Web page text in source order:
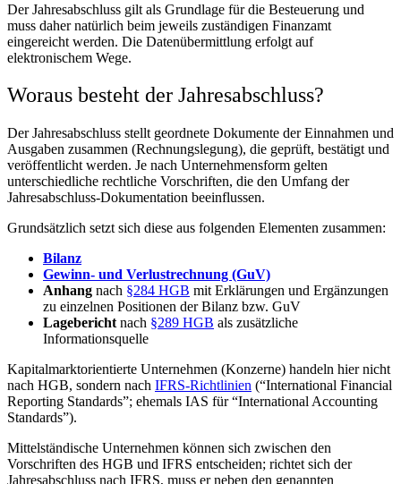
Der Jahresabschluss gilt als Grundlage für die Besteuerung und
muss daher natürlich beim jeweils zuständigen Finanzamt
eingereicht werden. Die Datenübermittlung erfolgt auf
elektronischem Wege.
Woraus besteht der Jahresabschluss?
Der Jahresabschluss stellt geordnete Dokumente der Einnahmen und
Ausgaben zusammen (Rechnungslegung), die geprüft, bestätigt und
veröffentlicht werden. Je nach Unternehmensform gelten
unterschiedliche rechtliche Vorschriften, die den Umfang der
Jahresabschluss-Dokumentation beeinflussen.
Grundsätzlich setzt sich diese aus folgenden Elementen zusammen:
Bilanz
Gewinn- und Verlustrechnung (GuV)
Anhang nach §284 HGB mit Erklärungen und Ergänzungen
zu einzelnen Positionen der Bilanz bzw. GuV
Lagebericht nach §289 HGB als zusätzliche
Informationsquelle
Kapitalmarktorientierte Unternehmen (Konzerne) handeln hier nicht
nach HGB, sondern nach IFRS-Richtlinien (“International Financial
Reporting Standards”; ehemals IAS für “International Accounting
Standards”).
Mittelständische Unternehmen können sich zwischen den
Vorschriften des HGB und IFRS entscheiden; richtet sich der
Jahresabschluss nach IFRS, muss er neben den genannten